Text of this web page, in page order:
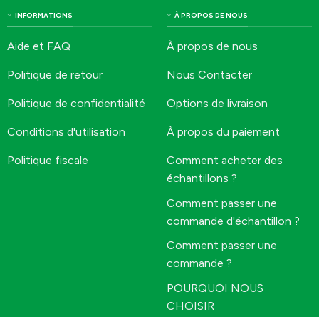
INFORMATIONS
Aide et FAQ
Politique de retour
Politique de confidentialité
Conditions d'utilisation
Politique fiscale
À PROPOS DE NOUS
À propos de nous
Nous Contacter
Options de livraison
À propos du paiement
Comment acheter des
échantillons ?
Comment passer une
commande d'échantillon ?
Comment passer une
commande ?
POURQUOI NOUS
CHOISIR